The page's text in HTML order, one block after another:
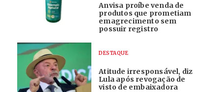
Anvisa proíbe venda de
produtos que prometiam
emagrecimento sem
possuir registro
DESTAQUE
Atitude irresponsável, diz
Lula após revogação de
visto de embaixadora